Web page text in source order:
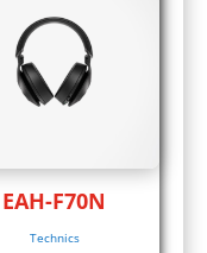
EAH-F70N
Technics